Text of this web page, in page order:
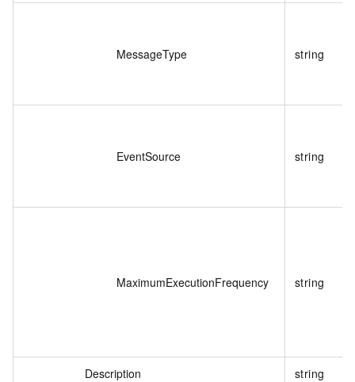
MessageType string
EventSource string
MaximumExecutionFrequency string
Description string